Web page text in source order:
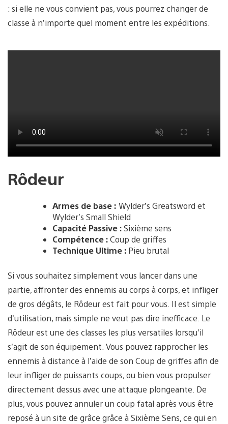
: si elle ne vous convient pas, vous pourrez changer de
classe à n’importe quel moment entre les expéditions.
Rôdeur
Armes de base : Wylder’s Greatsword et
Wylder’s Small Shield
Capacité Passive :Sixième sens
Compétence :Coup de griffes
Technique Ultime : Pieu brutal
Si vous souhaitez simplement vous lancer dans une
partie, affronter des ennemis au corps à corps, et infliger
de gros dégâts, le Rôdeur est fait pour vous. Il est simple
d’utilisation, mais simple ne veut pas dire inefficace. Le
Rôdeur est une des classes les plus versatiles lorsqu’il
s’agit de son équipement. Vous pouvez rapprocher les
ennemis à distance à l’aide de son Coup de griffes afin de
leur infliger de puissants coups, ou bien vous propulser
directement dessus avec une attaque plongeante. De
plus, vous pouvez annuler un coup fatal après vous être
reposé à un site de grâce grâce à Sixième Sens, ce qui en